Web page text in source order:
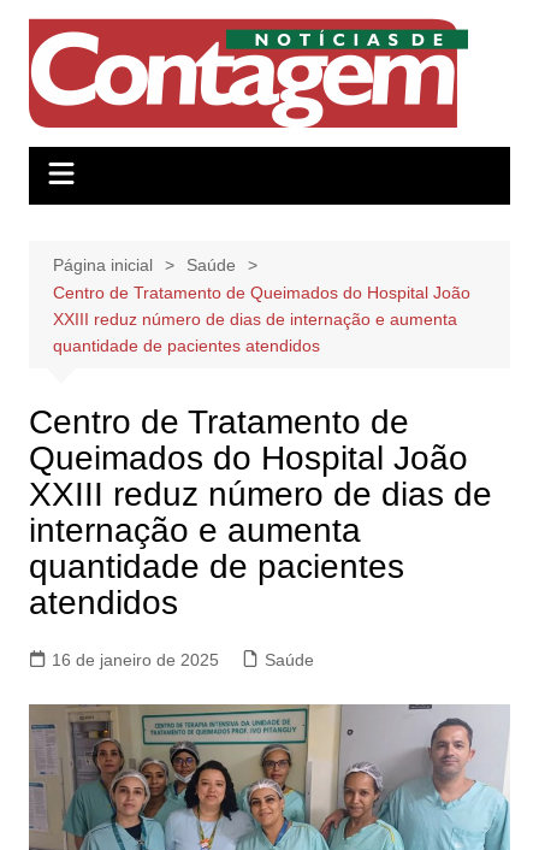
conteúdo
Página inicial
Saúde
Centro de Tratamento de Queimados do Hospital João
XXIII reduz número de dias de internação e aumenta
quantidade de pacientes atendidos
Centro de Tratamento de
Queimados do Hospital João
XXIII reduz número de dias de
internação e aumenta
quantidade de pacientes
atendidos
16 de janeiro de 2025 Saúde